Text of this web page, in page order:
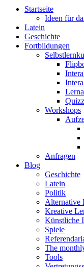
Startseite
Ideen für
Latein
Geschichte
Fortbildungen
Workshops
Anfragen
Blog
Geschichte
Latein
Politik
Alternative
Kreative
Künstliche
Spiele
The
Tools